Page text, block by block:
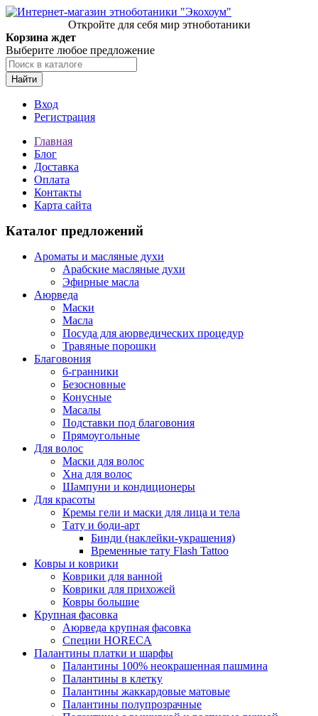
Откройте для себя мир этноботаники
Корзина ждет
Выберите любое предложение
Найти
Вход
Регистрация
Главная
Блог
Доставка
Оплата
Контакты
Карта сайта
Каталог предложений
Ароматы и масляные духи
Арабские масляные духи
Эфирные масла
Аюрведа
Маски
Масла
Посуда для аюрведических процедур
Травяные порошки
Благовония
6-гранники
Безосновные
Конусные
Масалы
Подставки под благовония
Прямоугольные
Для волос
Маски для волос
Хна для волос
Шампуни и кондиционеры
Для красоты
Кремы гели и маски для лица и тела
Тату и боди-арт
Бинди (наклейки-украшения)
Временные тату Flash Tattoo
Ковры и коврики
Коврики для ванной
Коврики для прихожей
Ковры большие
Крупная фасовка
Аюрведа крупная фасовка
Специи HORECA
Палантины платки и шарфы
Палантины 100% неокрашенная пашмина
Палантины в клетку
Палантины жаккардовые матовые
Палантины полупрозрачные